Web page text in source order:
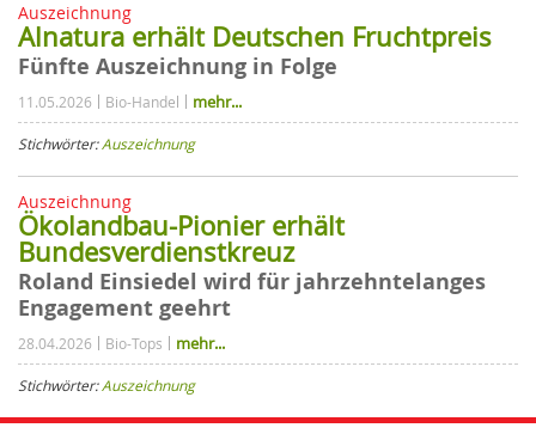
Auszeichnung
Alnatura erhält Deutschen Fruchtpreis
Fünfte Auszeichnung in Folge
11.05.2026 Bio-Handel mehr...
Stichwörter:Auszeichnung
Auszeichnung
Ökolandbau-Pionier erhält
Bundesverdienstkreuz
Roland Einsiedel wird für jahrzehntelanges
Engagement geehrt
28.04.2026 Bio-Tops mehr...
Stichwörter:Auszeichnung